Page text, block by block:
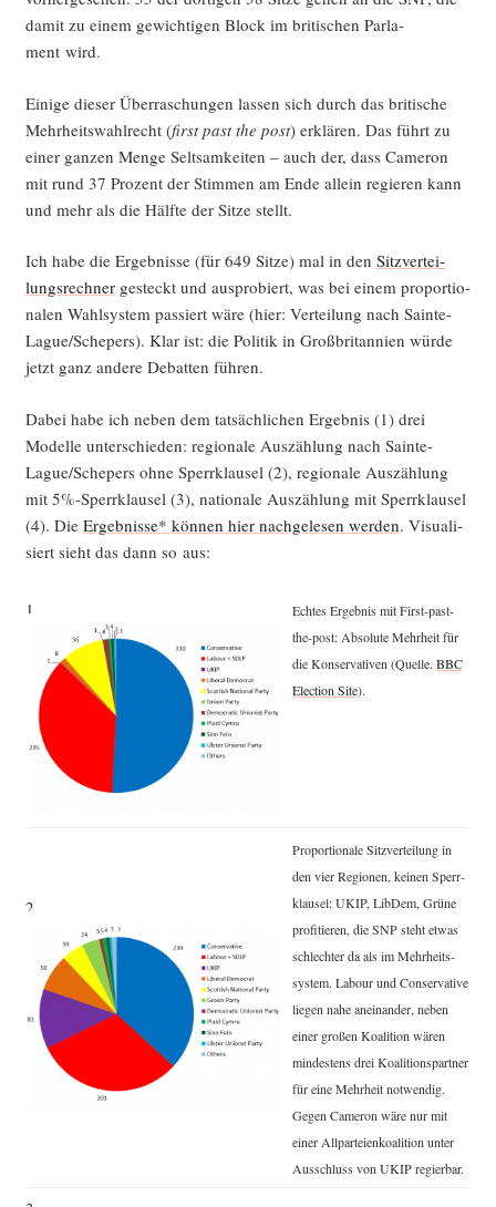
damit zu einem gewich­ti­gen Block im bri­ti­schen Par­la­
ment wird.
Eini­ge die­ser Über­ra­schun­gen las­sen sich durch das bri­ti­sche
Mehr­heits­wahl­recht (first past the post) erklä­ren. Das führt zu
einer gan­zen Men­ge Selt­sam­kei­ten – auch der, dass Came­ron
mit rund 37 Pro­zent der Stim­men am Ende allein regie­ren kann
und mehr als die Hälf­te der Sit­ze stellt.
Ich habe die Ergeb­nis­se (für 649 Sit­ze) mal in den Sitz­ver­tei­
lungs­rech­nergesteckt und aus­pro­biert, was bei einem pro­por­tio­
na­len Wahl­sys­tem pas­siert wäre (hier: Ver­tei­lung nach Sain­te-
Lague/­Sche­pers). Klar ist: die Poli­tik in Groß­bri­tan­ni­en wür­de
jetzt ganz ande­re Debat­ten führen.
Dabei habe ich neben dem tat­säch­li­chen Ergeb­nis (1) drei
Model­le unter­schie­den: regio­na­le Aus­zäh­lung nach Sain­te-
Lague/­Sche­pers ohne Sperr­klau­sel (2), regio­na­le Aus­zäh­lung
mit 5%-Sperrklausel (3), natio­na­le Aus­zäh­lung mit Sperr­klau­sel
(4). Die Ergeb­nis­se* kön­nen hier nach­ge­le­sen wer­den. Visua­li­
siert sieht das dann so aus:
1.
Ech­tes Ergeb­nis mit First-past-
the-post: Abso­lu­te Mehr­heit für
die Kon­ser­va­ti­ven (Quel­le. BBC
Elec­tion Site).
2.
Pro­por­tio­na­le Sitz­ver­tei­lung in
den vier Regio­nen, kei­nen Sperr­
klau­sel: UKIP, Lib­Dem, Grü­ne
pro­fi­tie­ren, die SNP steht etwas
schlech­ter da als im Mehr­heits­
sys­tem. Labour und Con­ser­va­ti­ve
lie­gen nahe anein­an­der, neben
einer gro­ßen Koali­ti­on wären
min­des­tens drei Koali­ti­ons­part­ner
für eine Mehr­heit not­wen­dig.
Gegen Came­ron wäre nur mit
einer All­par­tei­en­ko­ali­ti­on unter
Aus­schluss von UKIP regierbar.